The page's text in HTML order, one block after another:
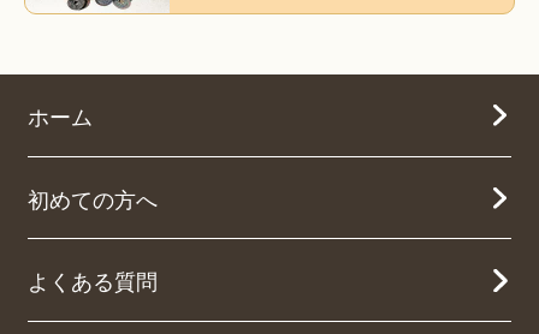
ホーム
初めての方へ
よくある質問